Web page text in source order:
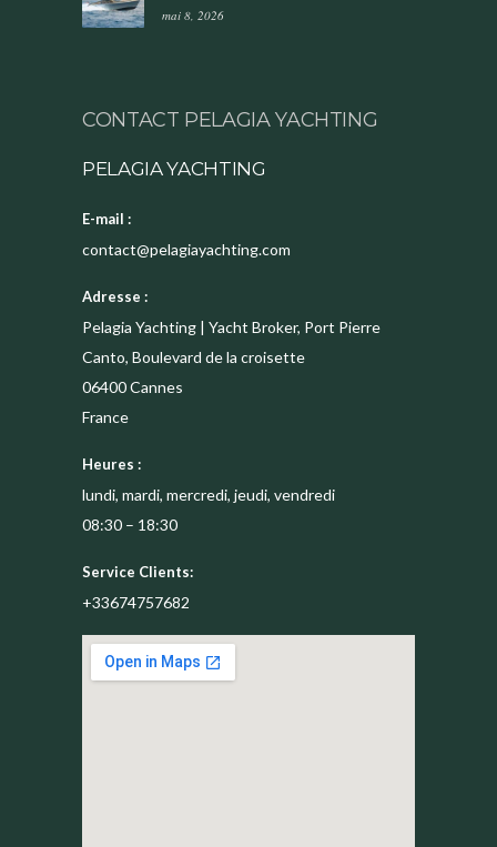
mai 8, 2026
CONTACT PELAGIA YACHTING
PELAGIA YACHTING
E-mail :
contact@pelagiayachting.com
Adresse :
Pelagia Yachting | Yacht Broker, Port Pierre
Canto, Boulevard de la croisette
06400Cannes
France
Heures :
lundi, mardi, mercredi, jeudi, vendredi
08:30 – 18:30
Service Clients:
+33674757682